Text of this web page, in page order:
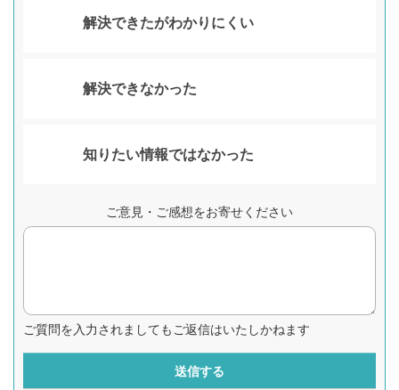
解決できたがわかりにくい
解決できなかった
知りたい情報ではなかった
ご意見・ご感想をお寄せください
ご質問を入力されましてもご返信はいたしかねます
送信する